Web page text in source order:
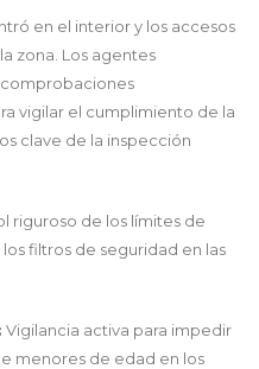
en el interior y los accesos
zona. Los agentes
vigilar el cumplimiento de la
clave de la inspección
riguroso de los límites de
filtros de seguridad en las
Vigilancia activa para impedir
menores de edad en los